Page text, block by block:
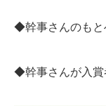
◆幹事さんのもと
◆幹事さんが入賞